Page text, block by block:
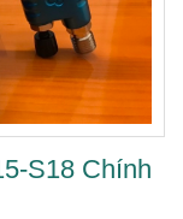
S18 Chính